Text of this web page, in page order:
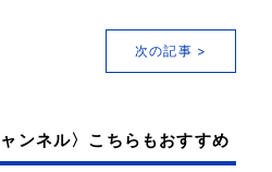
次の記事 >
ャンネル〉こちらもおすすめ